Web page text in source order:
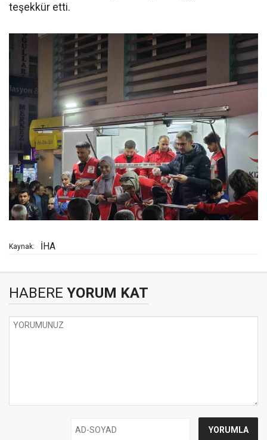
teşekkür etti.
Kaynak: İHA
HABERE YORUM KAT